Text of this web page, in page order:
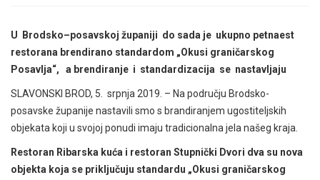
U Brodsko–posavskoj županiji do sada je ukupno petnaest
restorana brendirano standardom „Okusi graničarskog
Posavlja“, a brendiranje i standardizacija se nastavljaju
SLAVONSKI BROD, 5. srpnja 2019. – Na području Brodsko-
posavske županije nastavili smo s brandiranjem ugostiteljskih
objekata koji u svojoj ponudi imaju tradicionalna jela našeg kraja.
Restoran Ribarska kuća i restoran Stupnički Dvori dva su nova
objekta koja se priključuju standardu „Okusi graničarskog